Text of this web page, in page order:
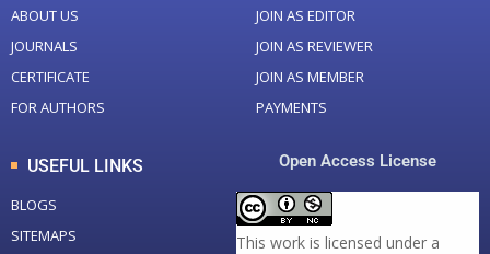
ABOUT US
JOURNALS
CERTIFICATE
FOR AUTHORS
JOIN AS EDITOR
JOIN AS REVIEWER
JOIN AS MEMBER
PAYMENTS
USEFUL LINKS
BLOGS
SITEMAPS
Open Access License
This work is licensed under a